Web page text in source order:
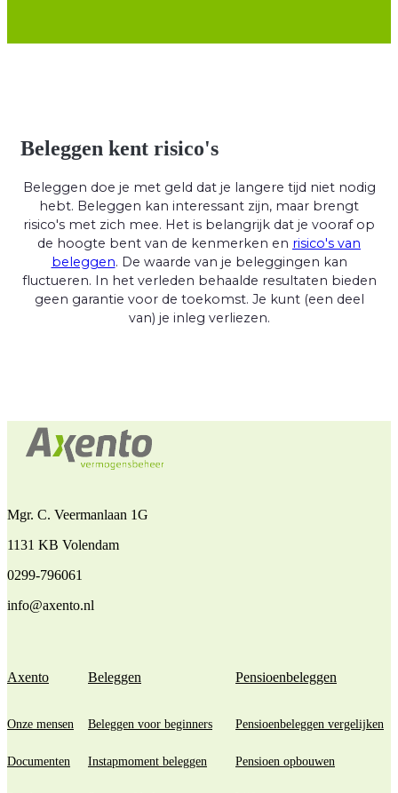
Beleggen kent risico's
Beleggen doe je met geld dat je langere tijd niet nodig
hebt. Beleggen kan interessant zijn, maar brengt
risico's met zich mee. Het is belangrijk dat je vooraf op
de hoogte bent van de kenmerken en risico's van
beleggen. De waarde van je beleggingen kan
fluctueren. In het verleden behaalde resultaten bieden
geen garantie voor de toekomst. Je kunt (een deel
van) je inleg verliezen.
Mgr. C. Veermanlaan 1G
1131 KB Volendam
0299-796061
info@axento.nl
Axento
Onze mensen
Documenten
Beleggen
Beleggen voor beginners
Instapmoment beleggen
Pensioenbeleggen
Pensioenbeleggen vergelijken
Pensioen opbouwen